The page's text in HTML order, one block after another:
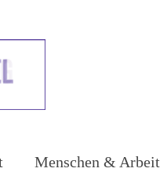
Menschen & Arbeit